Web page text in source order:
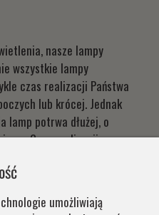
nasze lampy
wszystkie lampy
czas realizacji Państwa
lub krócej. Jednak
lamp potrwa dłużej, o
Czas realizacji
jakości produktu. W
w opisie. Wierzymy, że na
umożliwiają